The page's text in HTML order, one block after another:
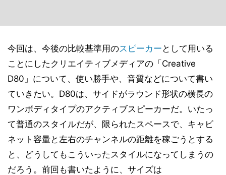
今回は、今後の比較基準用のスピーカー として用いる
ことにしたクリエイティブメディアの「Creative
D80」について、使い勝手や、音質などについて書い
ていきたい。D80は、サイドがラウンド形状の横長の
ワンボディタイプのアクティブスピーカーだ。いたっ
て普通のスタイルだが、限られたスペースで、キャビ
ネット容量と左右のチャンネルの距離を稼ごうとする
と、どうしてもこういったスタイルになってしまうの
だろう。前回も書いたように、サイズは